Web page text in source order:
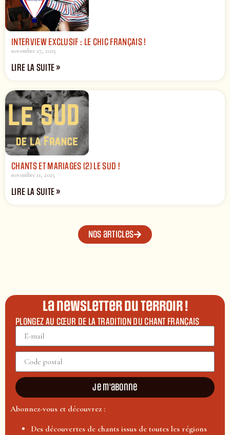
INTERVIEW EXCLUSIF : LE CHIC FRANÇAIS !
novembre 27, 2025
LIRE LA SUITE »
CHANTS ET MARIAGES (2) LE SUD !
novembre 11, 2025
LIRE LA SUITE »
Nos articles
La newsletter du terroir !
PLONGEZ AU CŒUR DE LA TRADITION DU CHANT FRANÇAIS
Je m'abonne
Abonnez-vous et découvrez :
Des découvertes de chants issus de toutes les régions